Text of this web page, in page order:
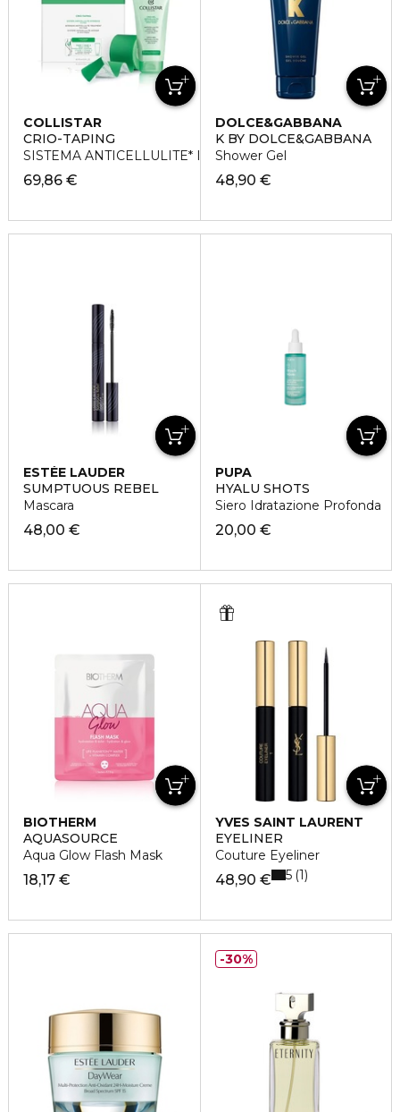
COLLISTAR
CRIO-TAPING
SISTEMA ANTICELLULITE* INTENSIVO
69,86 €
DOLCE&GABBANA
K BY DOLCE&GABBANA
Shower Gel
48,90 €
ESTÉE LAUDER
SUMPTUOUS REBEL
Mascara
48,00 €
PUPA
HYALU SHOTS
Siero Idratazione Profonda
20,00 €
BIOTHERM
AQUASOURCE
Aqua Glow Flash Mask
18,17 €
YVES SAINT LAURENT
EYELINER
Couture Eyeliner
48,90 € 5 1
30%